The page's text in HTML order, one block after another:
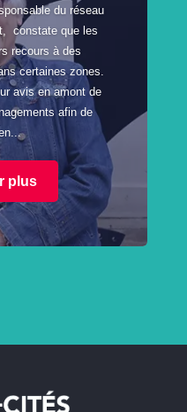
du réseau
constate que les
recours à des
certaines zones.
avis en amont de
afin de
plus